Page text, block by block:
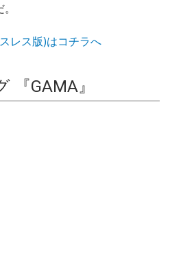
レス版)はコチラへ
『GAMA』